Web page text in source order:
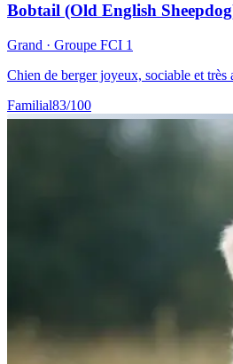
Bobtail (Old English
Grand · Groupe FCI 1
Chien de berger joyeux, sociable et
Familial83/100